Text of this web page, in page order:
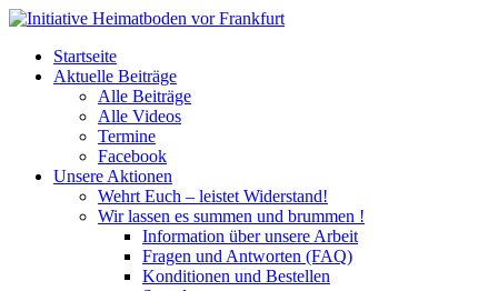
Startseite
Aktuelle Beiträge
Alle Beiträge
Alle Videos
Termine
Facebook
Unsere Aktionen
Wehrt Euch – leistet Widerstand!
Wir lassen es summen und brummen !
Information über unsere Arbeit
Fragen und Antworten (FAQ)
Konditionen und Bestellen